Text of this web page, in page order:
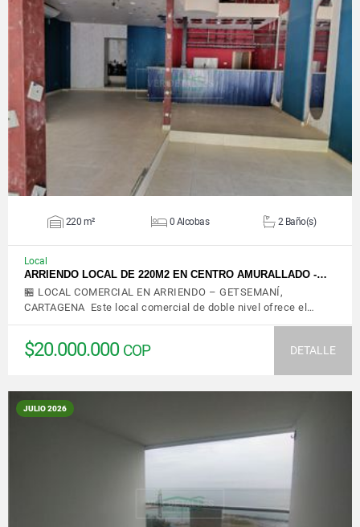
VER DETALLES
220 m² 0 Alcobas 2 Baño(s)
Local
ARRIENDO LOCAL DE 220M2 EN CENTRO AMURALLADO -…
🏪 LOCAL COMERCIAL EN ARRIENDO – GETSEMANÍ,
CARTAGENA Este local comercial de doble nivel ofrece el…
$20.000.000 COP DETALLE
JULIO 2026
VER DETALLES